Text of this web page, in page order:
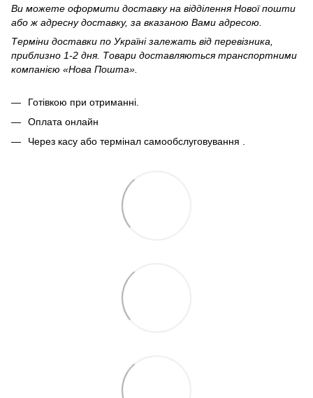
Ви можете оформити доставку на відділення Нової пошти
або ж адресну доставку, за вказаною Вами адресою.
Терміни доставки по Україні залежать від перевізника,
приблизно 1-2 дня. Товари доставляються транспортними
компанією «Нова Пошта».
Готівкою при отриманні.
Оплата онлайн
Через касу або термінал самообслуговування .